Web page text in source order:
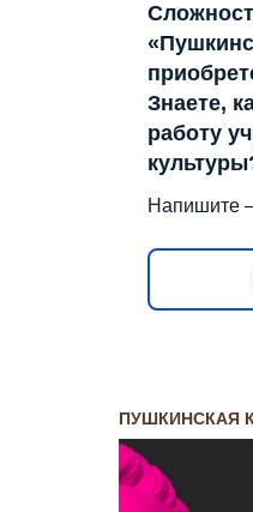
Знаете,
работу
Напишите
ПУШКИНСКАЯ